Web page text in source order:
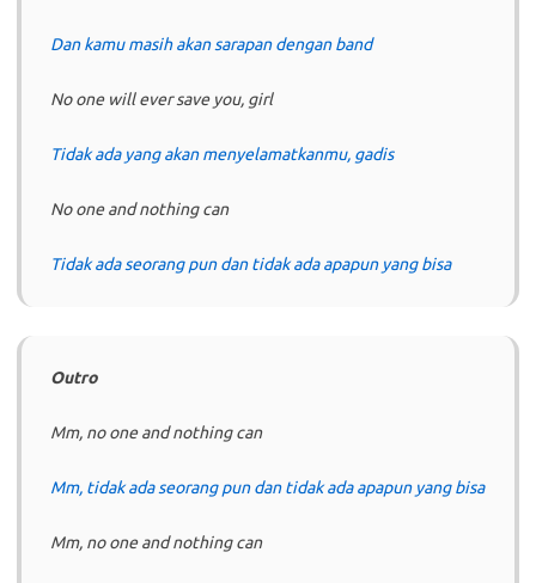
Dan kamu masih akan sarapan dengan band
No one will ever save you, girl
Tidak ada yang akan menyelamatkanmu, gadis
No one and nothing can
Tidak ada seorang pun dan tidak ada apapun yang bisa
Outro
Mm, no one and nothing can
Mm, tidak ada seorang pun dan tidak ada apapun yang bisa
Mm, no one and nothing can